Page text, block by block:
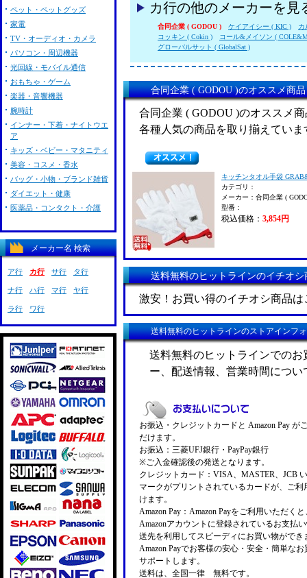
カ行の他のメーカーを見
合同企業 ( GODOU ) ケイアイシー ( KIC )
カ
コッキン ( Cokin )
コール&メイソン (
グローバルサット ( GlobalSat )
合同企業 ( GODOU )のオススメ商
合同企業 ( GODOU )のオススメ
各種人気の商品を取り揃えていま
キッチンタオル手袋
カテゴリ：
メーカー：合同企業 (
型番：
税込価格： 3,854円
送料無料のヒットラインのイチオシ
激安！お買い得のイチオシ商品
送料無料のヒットラインのストアインフ
送料無料のヒットラインでの
ー、配送情報、営業時間につ
お振込・クレジットカードと Amazon Pay が
だけます。
お振込：三菱UFJ銀行・PayPay銀行
※ご入金確認後の発送となります。
クレジットカード：VISA、MASTER、JCB
マークがプリントされているカードが、ご利
けます。
Amazon Pay：Amazon Payをご利用いただく
Amazonアカウントに登録されているお支払
送先を利用してスピーディにお買い物ができ
Amazon Payでお客様の安心・安全・簡単な
サポートします。
送料は、全国一律 無料です。
ペット・ペットグッズ
家電
TV・オーディオ・カメラ
パソコン・周辺機器
光回線・モバイル通信
おもちゃ・ゲーム
楽器・音響機器
腕時計
インナー・下着・ナイトウエ
ア
キッズ・ベビー・マタニティ
美容・コスメ・香水
バッグ・小物・ブランド雑貨
ダイエット・健康
医薬品・コンタクト・介護
メーカー名 検索
ア行 カ行 サ行 タ行
ナ行 ハ行 マ行 ヤ行
ラ行 ワ行